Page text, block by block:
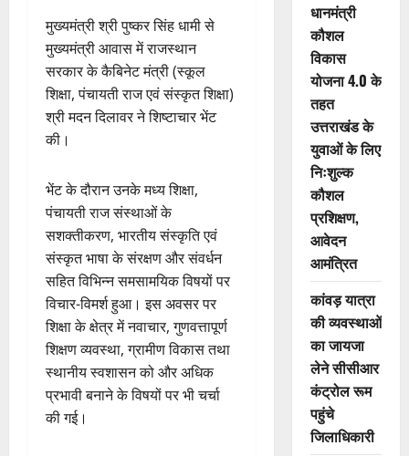
मुख्यमंत्री श्री पुष्कर सिंह धामी से
मुख्यमंत्री आवास में राजस्थान
सरकार के कैबिनेट मंत्री (स्कूल
शिक्षा, पंचायती राज एवं संस्कृत शिक्षा)
श्री मदन दिलावर ने शिष्टाचार भेंट
की।
भेंट के दौरान उनके मध्य शिक्षा,
पंचायती राज संस्थाओं के
सशक्तीकरण, भारतीय संस्कृति एवं
संस्कृत भाषा के संरक्षण और संवर्धन
सहित विभिन्न समसामयिक विषयों पर
विचार-विमर्श हुआ। इस अवसर पर
शिक्षा के क्षेत्र में नवाचार, गुणवत्तापूर्ण
शिक्षण व्यवस्था, ग्रामीण विकास तथा
स्थानीय स्वशासन को और अधिक
प्रभावी बनाने के विषयों पर भी चर्चा
की गई।
धानमंत्री
कौशल
विकास
योजना 4.0 के
तहत
उत्तराखंड के
युवाओं के लिए
निःशुल्क
कौशल
प्रशिक्षण,
आवेदन
आमंत्रित
कांवड़ यात्रा
की व्यवस्थाओं
का जायजा
लेने सीसीआर
कंट्रोल रूम
पहुंचे
जिलाधिकारी